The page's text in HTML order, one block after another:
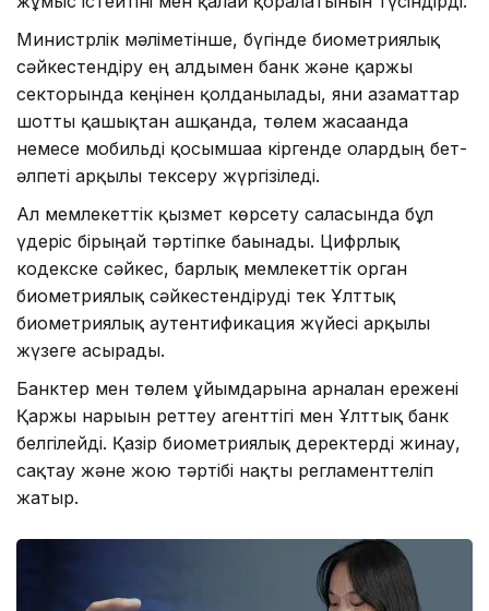
Министрлік мәліметінше, бүгінде биометриялық
сәйкестендіру ең алдымен банк және қаржы
секторында кеңінен қолданылады, яғни азаматтар
шотты қашықтан ашқанда, төлем жасағанда
немесе мобильді қосымшаға кіргенде олардың бет-
әлпеті арқылы тексеру жүргізіледі.
Ал мемлекеттік қызмет көрсету саласында бұл
үдеріс бірыңғай тәртіпке бағынады. Цифрлық
кодекске сәйкес, барлық мемлекеттік орган
биометриялық сәйкестендіруді тек Ұлттық
биометриялық аутентификация жүйесі арқылы
жүзеге асырады.
Банктер мен төлем ұйымдарына арналған ережені
Қаржы нарығын реттеу агенттігі мен Ұлттық банк
белгілейді. Қазір биометриялық деректерді жинау,
сақтау және жою тәртібі нақты регламенттеліп
жатыр.